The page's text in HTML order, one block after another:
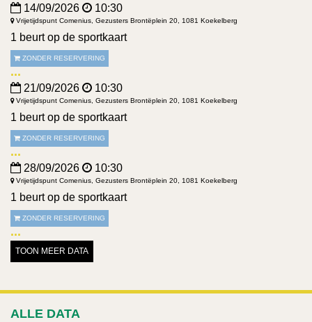
14/09/2026 10:30
Vrijetijdspunt Comenius, Gezusters Brontëplein 20, 1081 Koekelberg
1 beurt op de sportkaart
ZONDER RESERVERING
21/09/2026 10:30
Vrijetijdspunt Comenius, Gezusters Brontëplein 20, 1081 Koekelberg
1 beurt op de sportkaart
ZONDER RESERVERING
28/09/2026 10:30
Vrijetijdspunt Comenius, Gezusters Brontëplein 20, 1081 Koekelberg
1 beurt op de sportkaart
ZONDER RESERVERING
TOON MEER DATA
ALLE DATA